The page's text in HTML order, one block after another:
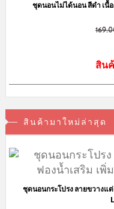
ชุดนอนไม่ได้นอน สีดำ เนื้
สิน
สินค้ามาใหม่ล่าสุด
ชุดนอนกระโปรง ลายขวางแ